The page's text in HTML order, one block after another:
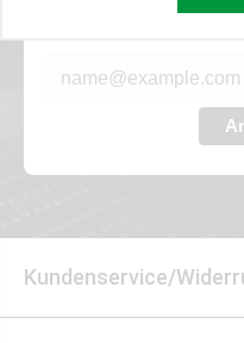
Kundenservice/